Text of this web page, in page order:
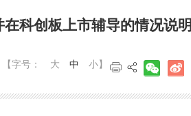
科创板上市辅导的情况说明
【字号： 大 中 小 】